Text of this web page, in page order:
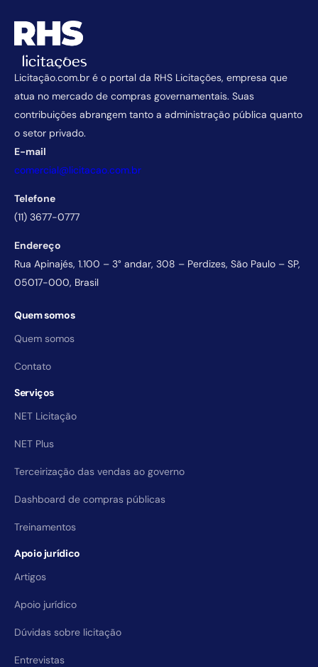
Licitação.com.br é o portal da RHS Licitações, empresa que
atua no mercado de compras governamentais. Suas
contribuições abrangem tanto a administração pública quanto
o setor privado.
E-mail
comercial@licitacao.com.br
Telefone
(11) 3677-0777
Endereço
Rua Apinajés, 1.100 – 3° andar, 308 – Perdizes, São Paulo – SP,
05017-000, Brasil
Quem somos
Quem somos
Contato
Serviços
NET Licitação
NET Plus
Terceirização das vendas ao governo
Dashboard de compras públicas
Treinamentos
Apoio jurídico
Artigos
Apoio jurídico
Dúvidas sobre licitação
Entrevistas